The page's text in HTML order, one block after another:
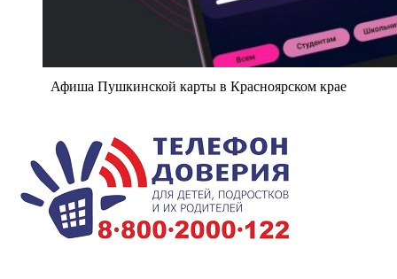
Афиша Пушкинской карты в Красноярском крае